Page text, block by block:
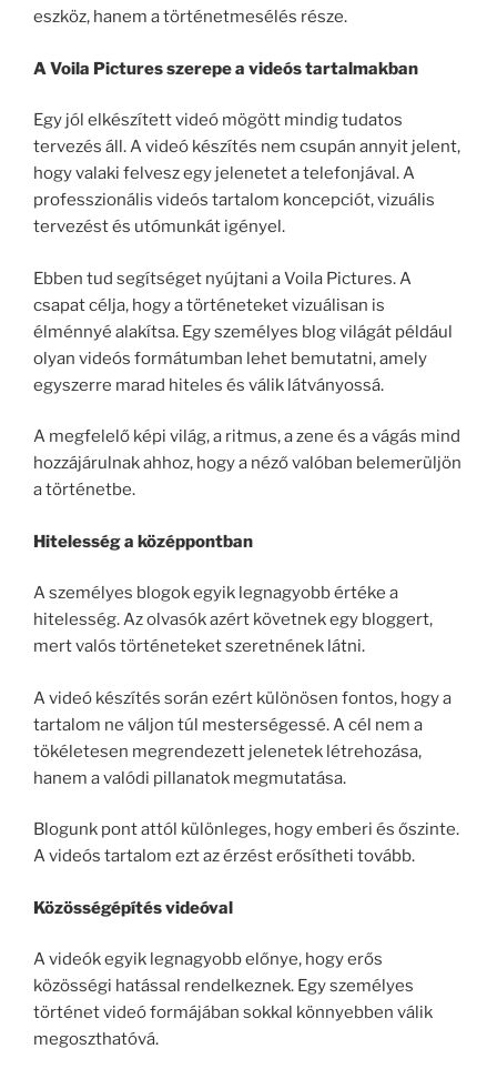
eszköz, hanem a történetmesélés része.
A Voila Pictures szerepe a videós tartalmakban
Egy jól elkészített videó mögött mindig tudatos
tervezés áll. A videó készítés nem csupán annyit jelent,
hogy valaki felvesz egy jelenetet a telefonjával. A
professzionális videós tartalom koncepciót, vizuális
tervezést és utómunkát igényel.
Ebben tud segítséget nyújtani a Voila Pictures. A
csapat célja, hogy a történeteket vizuálisan is
élménnyé alakítsa. Egy személyes blog világát például
olyan videós formátumban lehet bemutatni, amely
egyszerre marad hiteles és válik látványossá.
A megfelelő képi világ, a ritmus, a zene és a vágás mind
hozzájárulnak ahhoz, hogy a néző valóban belemerüljön
a történetbe.
Hitelesség a középpontban
A személyes blogok egyik legnagyobb értéke a
hitelesség. Az olvasók azért követnek egy bloggert,
mert valós történeteket szeretnének látni.
A videó készítés során ezért különösen fontos, hogy a
tartalom ne váljon túl mesterségessé. A cél nem a
tökéletesen megrendezett jelenetek létrehozása,
hanem a valódi pillanatok megmutatása.
Blogunk pont attól különleges, hogy emberi és őszinte.
A videós tartalom ezt az érzést erősítheti tovább.
Közösségépítés videóval
A videók egyik legnagyobb előnye, hogy erős
közösségi hatással rendelkeznek. Egy személyes
történet videó formájában sokkal könnyebben válik
megoszthatóvá.